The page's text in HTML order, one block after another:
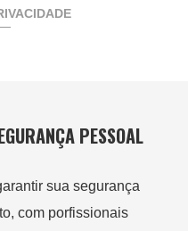
PESSOAL
sua segurança
com porfissionais